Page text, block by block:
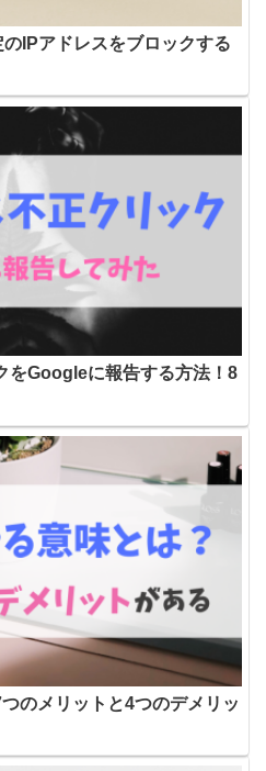
IPアドレスをブロックする
をGoogleに報告する方法！8
のメリットと4つのデメリッ